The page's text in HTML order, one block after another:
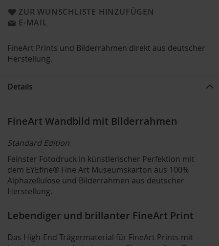
ZUR WUNSCHLISTE HINZUFÜGEN
E-MAIL
FineArt Prints und Bilderrahmen direkt aus deutscher
Herstellung.
Details
FineArt Wandbild mit Bilderrahmen
Standard Edition
Feinster Fotodruck in künstlerischer Perfektion mit
dem EYEfine® Fine Art Museumskarton aus 100%
Alphazellulose und Bilderrahmen aus deutscher
Herstellung.
Lebendiger und brillanter FineArt Print
Das High-End Trägermaterial für FineArt Prints mit